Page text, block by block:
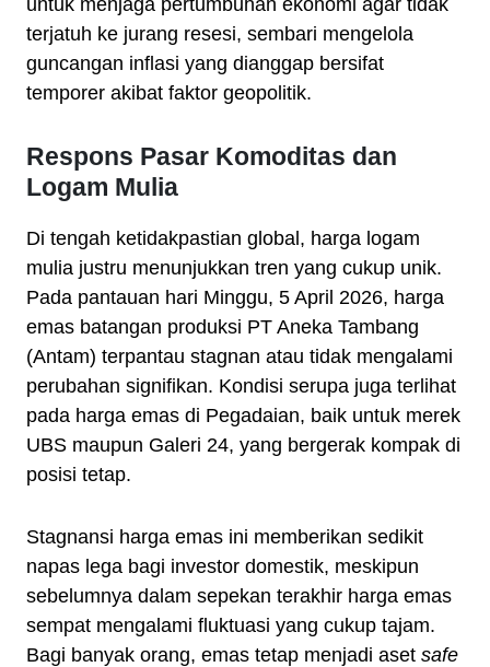
terjatuh ke jurang resesi, sembari mengelola
guncangan inflasi yang dianggap bersifat
temporer akibat faktor geopolitik.
Respons Pasar Komoditas dan
Logam Mulia
Di tengah ketidakpastian global, harga logam
mulia justru menunjukkan tren yang cukup unik.
Pada pantauan hari Minggu, 5 April 2026, harga
emas batangan produksi PT Aneka Tambang
(Antam) terpantau stagnan atau tidak mengalami
perubahan signifikan. Kondisi serupa juga terlihat
pada harga emas di Pegadaian, baik untuk merek
UBS maupun Galeri 24, yang bergerak kompak di
posisi tetap.
Stagnansi harga emas ini memberikan sedikit
napas lega bagi investor domestik, meskipun
sebelumnya dalam sepekan terakhir harga emas
sempat mengalami fluktuasi yang cukup tajam.
Bagi banyak orang, emas tetap menjadi aset safe